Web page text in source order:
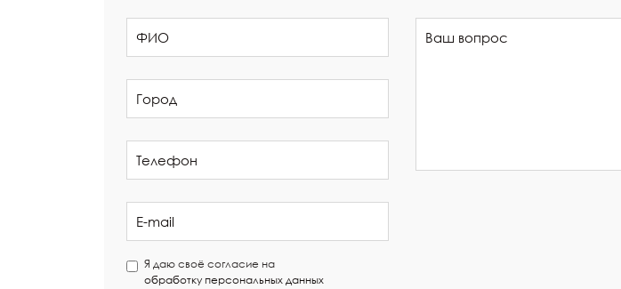
Я даю своё согласие на
обработку персональных данных